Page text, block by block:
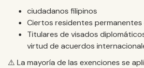
ciudadanos filipinos
Ciertos residentes permanentes
Titulares de visados
virtud de acuerdos
⚠️ La mayoría de las exenciones se